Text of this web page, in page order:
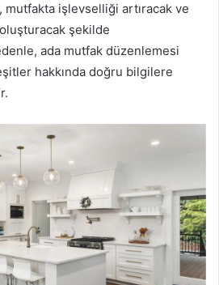
mutfakta işlevselliği artıracak ve
şekilde
ada mutfak düzenlemesi
hakkında doğru bilgilere